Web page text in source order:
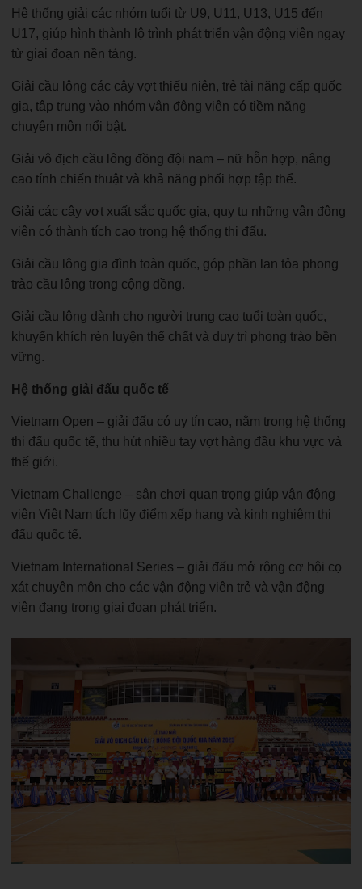
Hệ thống giải các nhóm tuổi từ U9, U11, U13, U15 đến
U17, giúp hình thành lộ trình phát triển vận động viên ngay
từ giai đoạn nền tảng.
Giải cầu lông các cây vợt thiếu niên, trẻ tài năng cấp quốc
gia, tập trung vào nhóm vận động viên có tiềm năng
chuyên môn nổi bật.
Giải vô địch cầu lông đồng đội nam – nữ hỗn hợp, nâng
cao tính chiến thuật và khả năng phối hợp tập thể.
Giải các cây vợt xuất sắc quốc gia, quy tụ những vận động
viên có thành tích cao trong hệ thống thi đấu.
Giải cầu lông gia đình toàn quốc, góp phần lan tỏa phong
trào cầu lông trong cộng đồng.
Giải cầu lông dành cho người trung cao tuổi toàn quốc,
khuyến khích rèn luyện thể chất và duy trì phong trào bền
vững.
Hệ thống giải đấu quốc tế
Vietnam Open – giải đấu có uy tín cao, nằm trong hệ thống
thi đấu quốc tế, thu hút nhiều tay vợt hàng đầu khu vực và
thế giới.
Vietnam Challenge – sân chơi quan trọng giúp vận động
viên Việt Nam tích lũy điểm xếp hạng và kinh nghiệm thi
đấu quốc tế.
Vietnam International Series – giải đấu mở rộng cơ hội cọ
xát chuyên môn cho các vận động viên trẻ và vận động
viên đang trong giai đoạn phát triển.